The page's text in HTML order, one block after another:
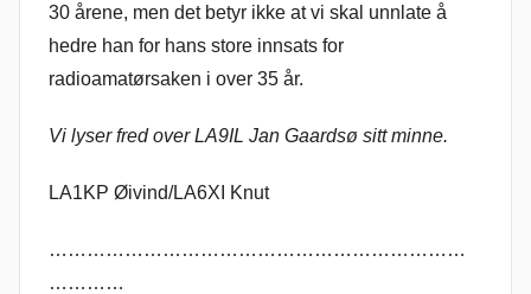
30 årene, men det betyr ikke at vi skal unnlate å
hedre han for hans store innsats for
radioamatørsaken i over 35 år.
Vi lyser fred over LA9IL Jan Gaardsø sitt minne.
LA1KP Øivind/LA6XI Knut
…………………………………………………………
…………